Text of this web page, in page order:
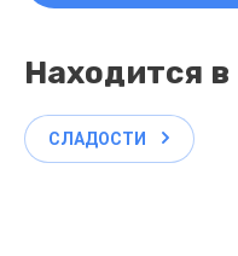
Находится в
СЛАДОСТИ